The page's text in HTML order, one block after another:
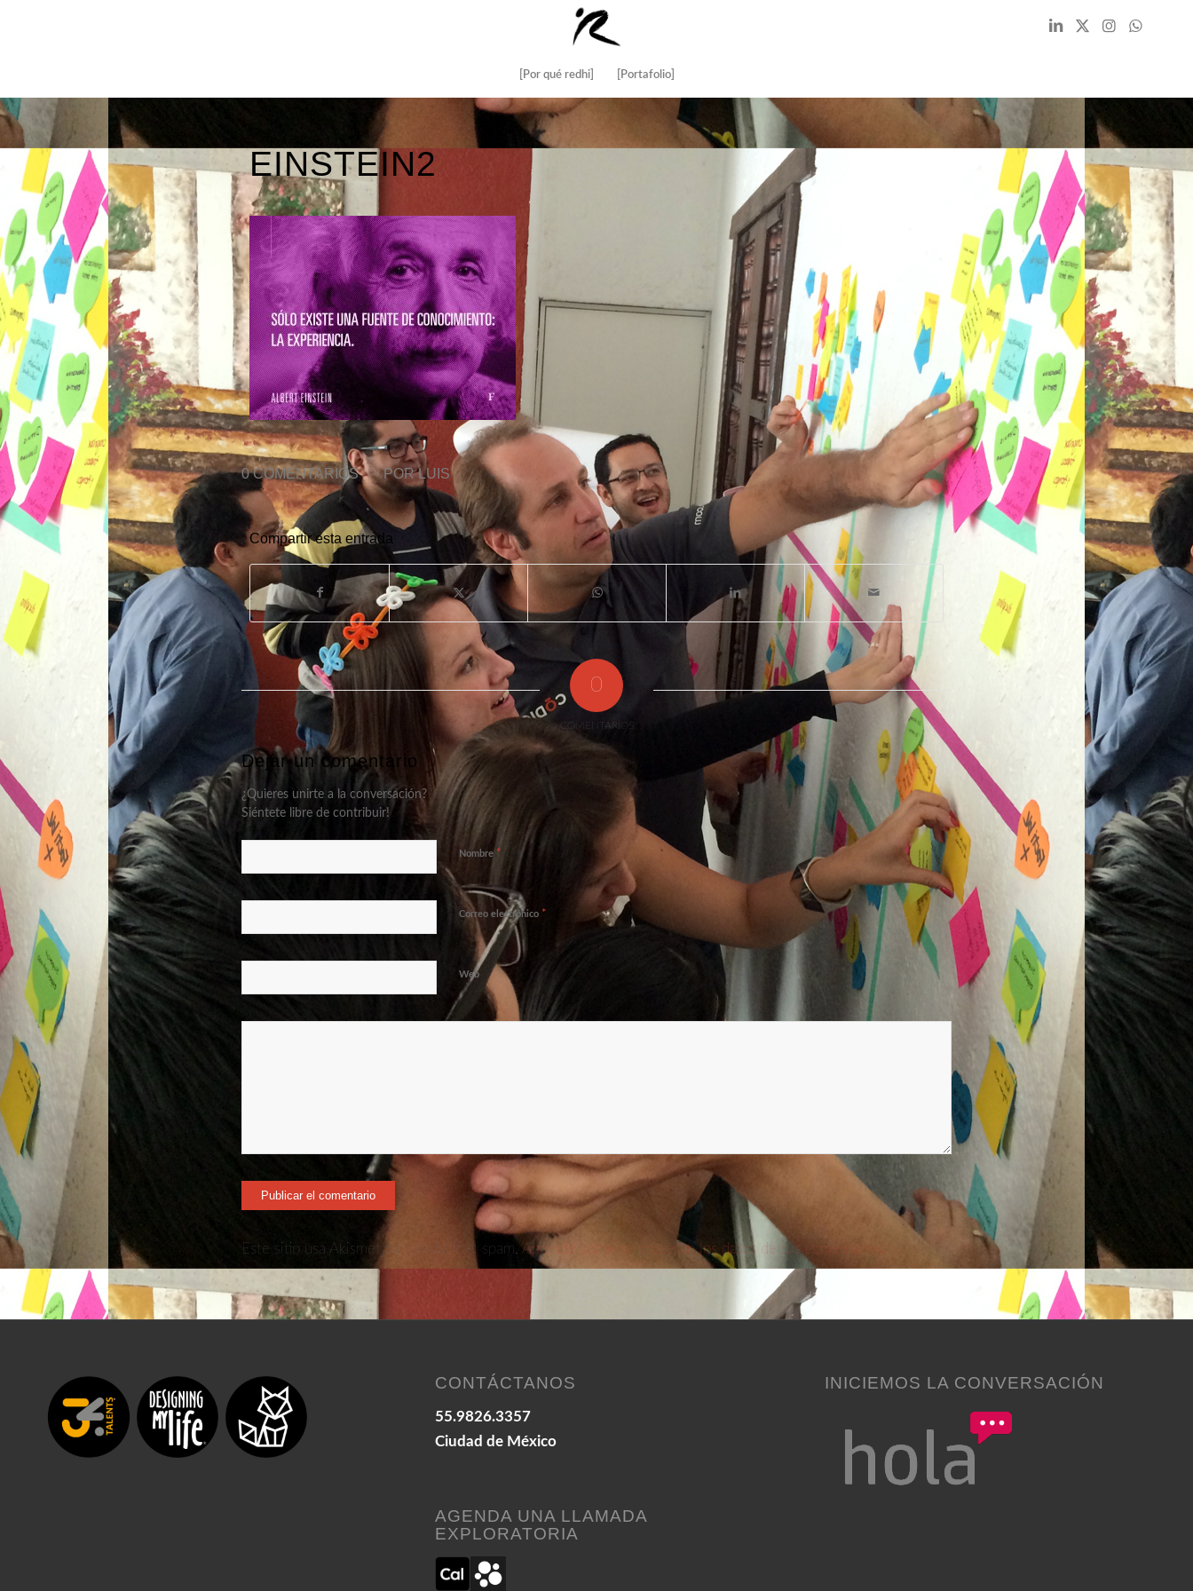
[Por qué redhi] [Portafolio]
EINSTEIN2
0 COMENTARIOS / PORLUIS
Compartir esta entrada
0
COMENTARIOS
Dejar un comentario
¿Quieres unirte a la conversación?
Siéntete libre de contribuir!
Nombre *
Correo electrónico *
Web
Este sitio usa Akismet para reducir el spam.Aprende cómo se procesan los datos de tus comentarios.
CONTÁCTANOS
55.9826.3357
Ciudad de México
AGENDA UNA LLAMADA
EXPLORATORIA
INICIEMOS LA CONVERSACIÓN